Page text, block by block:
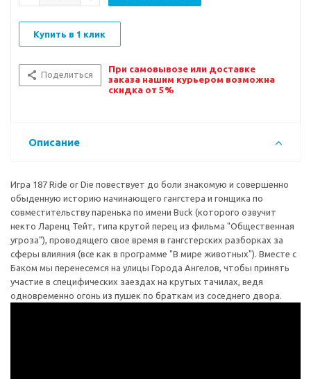
Купить в 1 клик
Поделиться
При самовывозе или доставке
заказа нашим курьером возможна
скидка от 5%
Описание
Игра 187 Ride or Die повествует до боли знакомую и совершенно
обыденную историю начинающего гангстера и гонщика по
совместительству паренька по имени Buck (которого озвучит
некто Ларенц Тейт, типа крутой перец из фильма "Общественная
угроза"), проводящего свое время в гангстерских разборках за
сферы влияния (все как в программе "В мире животных"). Вместе с
Баком мы перенесемся на улицы Города Ангелов, чтобы принять
участие в специфических заездах на крутых тачилах, ведя
одновременно огонь из пушек по браткам из соседнего двора.